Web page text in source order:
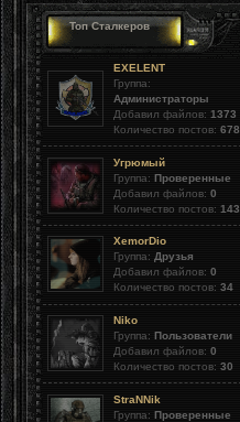
Топ Сталкеров
EXELENT
Группа:
Администраторы
Добавил файлов: 1373
Количество постов: 678
Угрюмый
Группа: Проверенные
Добавил файлов: 0
Количество постов: 143
XemorDio
Группа: Друзья
Добавил файлов: 0
Количество постов: 34
Niko
Группа: Пользователи
Добавил файлов: 0
Количество постов: 30
StraNNik
Группа: Проверенные